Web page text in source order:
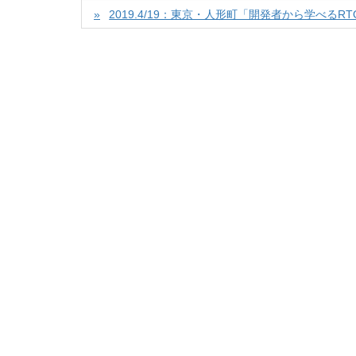
2019.4/19：東京・人形町「開発者から学べる